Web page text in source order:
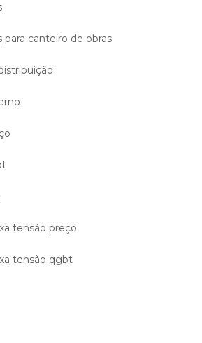
canteiro de obras
tensão preço
tensão qgbt